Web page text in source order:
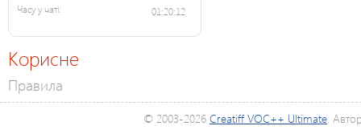
Часу у чаті: 01:20:12
Корисне
Правила
© 2003-2026 Creatiff VOC++ Ultimate.